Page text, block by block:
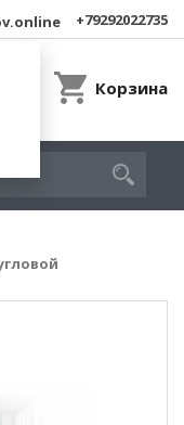
+79292022735
Корзина